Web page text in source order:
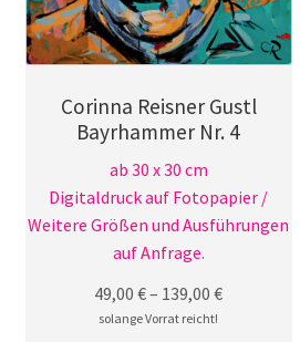
gewählt
werden
Corinna Reisner Gustl
Bayrhammer Nr. 4
ab 30 x 30 cm
Digitaldruck auf Fotopapier /
Weitere Größen und Ausführungen
auf Anfrage.
49,00€– 139,00€
solange Vorrat reicht!